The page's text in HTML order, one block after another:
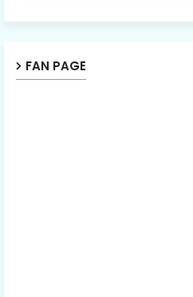
FAN PAGE